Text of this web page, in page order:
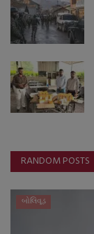
RANDOM POSTS
બોલિવૂડ